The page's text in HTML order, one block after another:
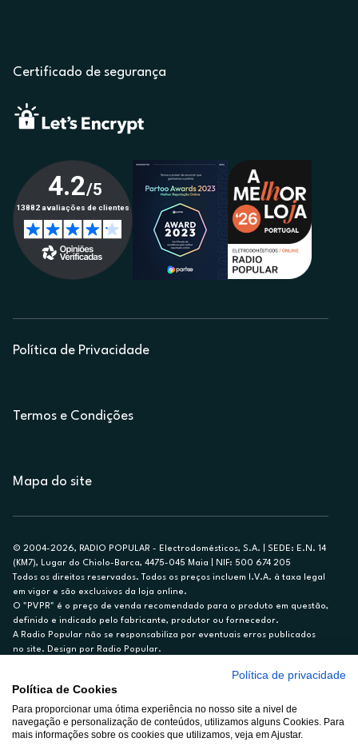
Certificado de segurança
Política de Privacidade
Termos e Condições
Mapa do site
© 2004-2026, RADIO POPULAR - Electrodomésticos, S.A. | SEDE: E.N. 14
(KM7), Lugar do Chiolo-Barca, 4475-045 Maia | NIF: 500 674 205
Todos os direitos reservados. Todos os preços incluem I.V.A. à taxa legal
em vigor e são exclusivos da loja online.
O "PVPR" é o preço de venda recomendado para o produto em questão,
definido e indicado pelo fabricante, produtor ou fornecedor.
A Radio Popular não se responsabiliza por eventuais erros publicados
no site. Design por Radio Popular.
Ex. para limite de crédito de €1.500, reembolsado em 12 meses, TAN
14,79%.
Crédito sujeito a aprovação pelo Cetelem, marca BNP Paribas Personal
Finance, S.A., Sucursal em Portugal. Informe-se no 21 721 90 00 (dias
Política de privacidade
Política de Cookies
Para proporcionar uma ótima experiência no nosso site a nivel de
navegação e personalização de conteúdos, utilizamos alguns Cookies. Para
mais informações sobre os cookies que utilizamos, veja em Ajustar.